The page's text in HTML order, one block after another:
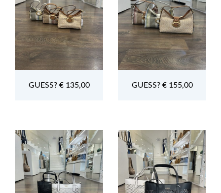
GUESS? € 135,00 GUESS? € 155,00